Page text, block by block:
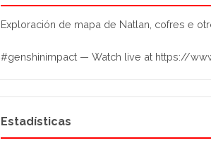
Exploración de mapa de Natlan, cofres e
#genshinimpact — Watch live at https://
Estadísticas